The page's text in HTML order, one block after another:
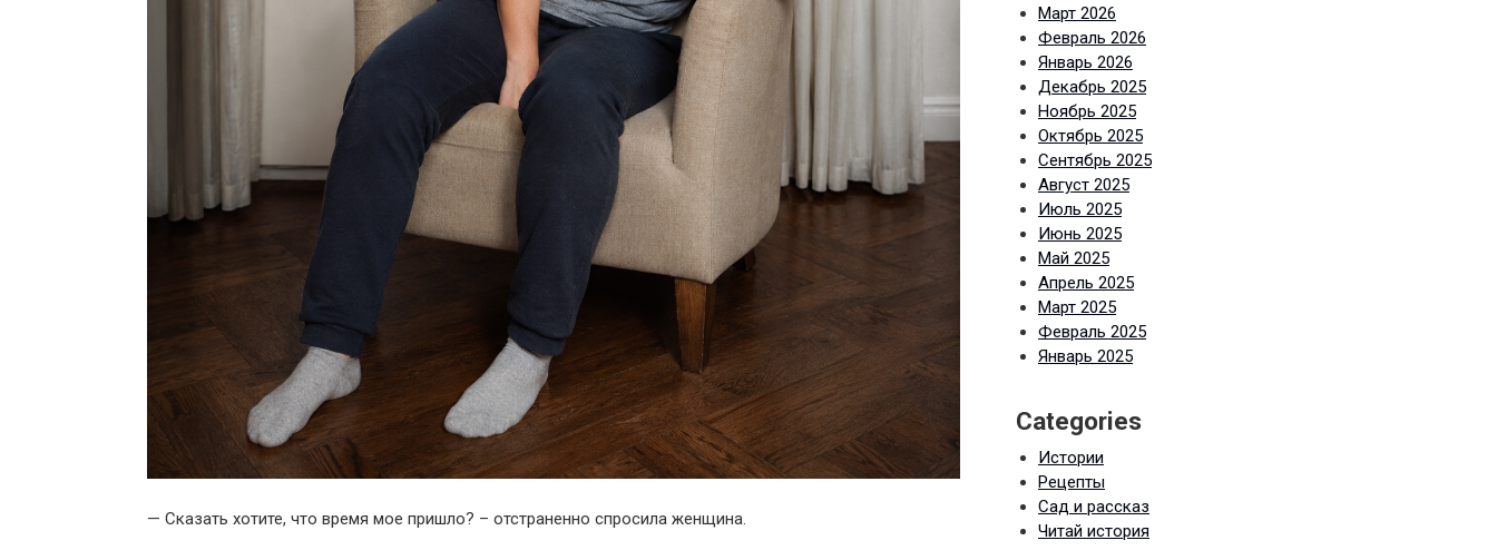
— Сказать хотите, что время мое пришло? – отстраненно спросила женщина.
Март 2026
Февраль 2026
Январь 2026
Декабрь 2025
Ноябрь 2025
Октябрь 2025
Сентябрь 2025
Август 2025
Июль 2025
Июнь 2025
Май 2025
Апрель 2025
Март 2025
Февраль 2025
Январь 2025
Categories
Истории
Рецепты
Сад и рассказ
Читай история